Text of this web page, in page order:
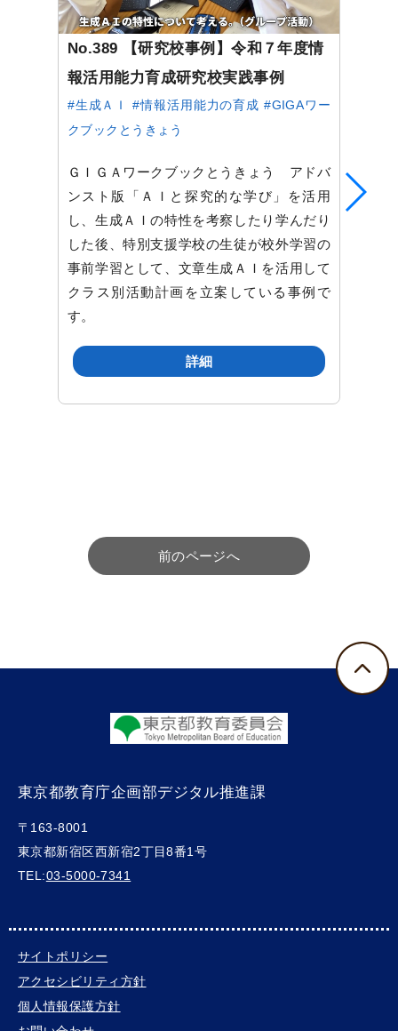
No.389 【研究校事例】令和７年度情
報活用能力育成研究校実践事例
#生成ＡＩ #情報活用能力の育成 #GIGAワー
クブックとうきょう
ＧＩＧＡワークブックとうきょう アドバ
ンスト版「ＡＩと探究的な学び」を活用
し、生成ＡＩの特性を考察したり学んだり
した後、特別支援学校の生徒が校外学習の
事前学習として、文章生成ＡＩを活用して
クラス別活動計画を立案している事例で
す。
詳細
前のページへ
東京都教育庁企画部デジタル推進課
〒163-8001
東京都新宿区西新宿2丁目8番1号
TEL:03-5000-7341
サイトポリシー
アクセシビリティ方針
個人情報保護方針